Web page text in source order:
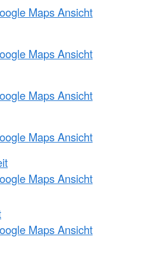
Maps Ansicht
Maps Ansicht
Maps Ansicht
Maps Ansicht
Maps Ansicht
Maps Ansicht